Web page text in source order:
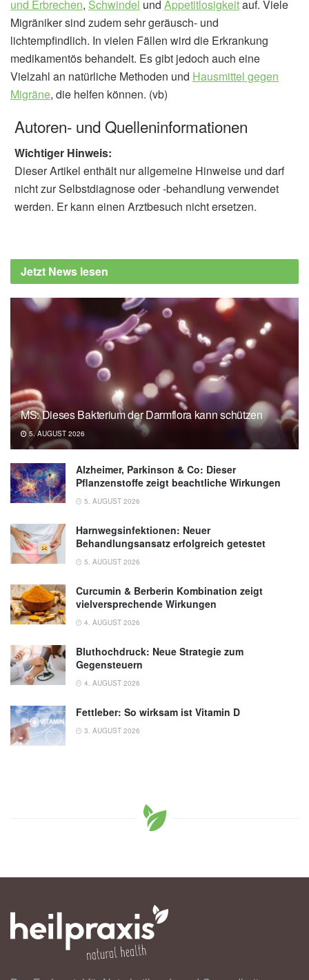
und Erbrechen, Schwindel und Appetitlosigkeitauf. Viele
Migräniker sind zudem sehr geräusch- und
lichtempfindlich. In vielen Fällen wird die Erkrankung
medikamentös behandelt. Es gibt jedoch auch eine
Vielzahl an natürliche Methoden und Hausmittel gegen
Migräne, die helfen können. (vb)
Autoren- und Quelleninformationen
Wichtiger Hinweis:
Dieser Artikel enthält nur allgemeine Hinweise und darf
nicht zur Selbstdiagnose oder -behandlung verwendet
werden. Er kann einen Arztbesuch nicht ersetzen.
Jetzt News lesen
MS: Dieses Bakterium der Darmflora kann schützen
5. AUGUST 2026
Alzheimer, Parkinson & Co: Dieser
Pflanzenstoffe zeigt beachtliche Wirkungen
5. AUGUST 2026
Harnwegsinfektionen: Neuer
Behandlungsansatz erfolgreich getestet
5. AUGUST 2026
Curcumin & Berberin Kombination zeigt
vielversprechende Wirkungen
4. AUGUST 2026
Bluthochdruck: Neue Strategie zum
Gegensteuern
4. AUGUST 2026
Fettleber: So wirksam ist Vitamin D
3. AUGUST 2026